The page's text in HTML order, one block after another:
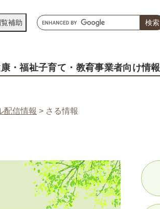
補助
キ
ー
ド
・福祉子育て ・教育事業者向け情報
配信情報 > さる情報